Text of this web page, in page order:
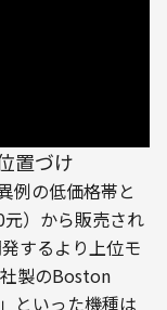
置づけ
例の低価格帯と
）から販売され
するより上位モ
製のBoston
といった機種は